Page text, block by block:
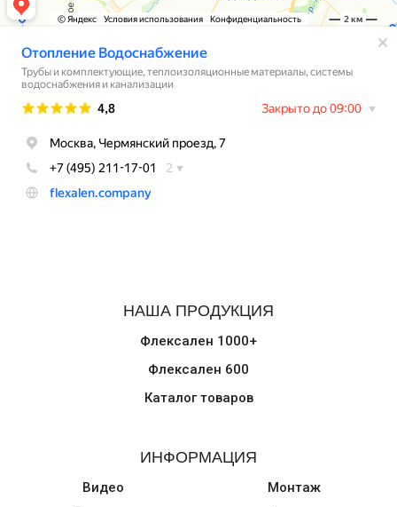
НАША ПРОДУКЦИЯ
Флексален 1000+
Флексален 600
Каталог товаров
ИНФОРМАЦИЯ
Видео
Монтаж